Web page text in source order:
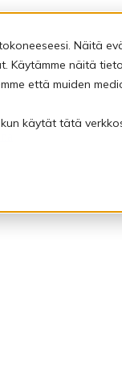
Näitä
Käytämme näitä
että muiden
käytät tätä